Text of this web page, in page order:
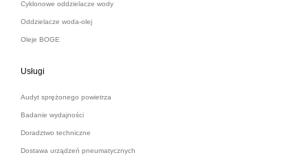
Cyklonowe oddzielacze wody
Oddzielacze woda-olej
Oleje BOGE
Usługi
Audyt sprężonego powietrza
Badanie wydajności
Doradztwo techniczne
Dostawa urządzeń pneumatycznych